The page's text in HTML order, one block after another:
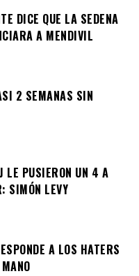
DICE QUE LA SEDENA
A MENDIVIL
2 SEMANAS SIN
LE PUSIERON UN 4 A
SIMÓN LEVY
A LOS HATERS